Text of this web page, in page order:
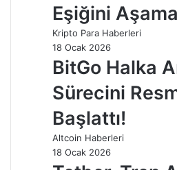
Eşiğini
Kripto Para Haberleri
18 Ocak 2026
BitGo Halka
Sürecini
Başlattı!
Altcoin Haberleri
18 Ocak 2026